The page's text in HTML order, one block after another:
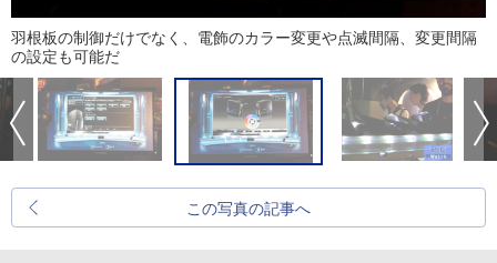
羽根板の制御だけでなく、電飾のカラー変更や点滅間隔、変更間隔
の設定も可能だ
この写真の記事へ